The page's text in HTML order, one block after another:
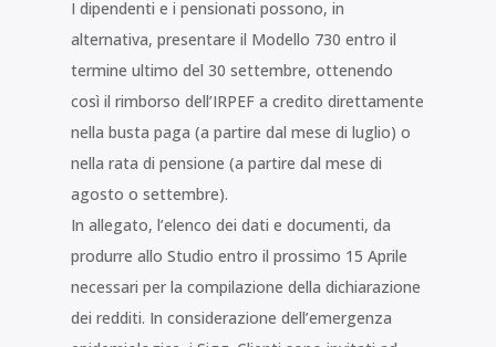
I dipendenti e i pensionati possono, in
alternativa, presentare il Modello 730 entro il
termine ultimo del 30 settembre, ottenendo
così il rimborso dell’IRPEF a credito direttamente
nella busta paga (a partire dal mese di luglio) o
nella rata di pensione (a partire dal mese di
agosto o settembre).
In allegato, l’elenco dei dati e documenti, da
produrre allo Studio entro il prossimo 15 Aprile
necessari per la compilazione della dichiarazione
dei redditi. In considerazione dell’emergenza